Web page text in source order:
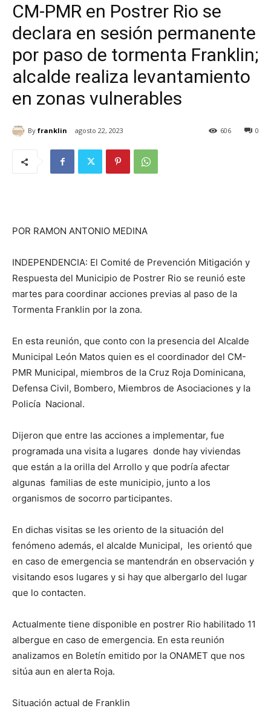
CM-PMR en Postrer Rio se
declara en sesión permanente
por paso de tormenta Franklin;
alcalde realiza levantamiento
en zonas vulnerables
By franklin agosto 22, 2023 0
606
POR RAMON ANTONIO MEDINA
INDEPENDENCIA: El Comité de Prevención Mitigación y
Respuesta del Municipio de Postrer Rio se reunió este
martes para coordinar acciones previas al paso de la
Tormenta Franklin por la zona.
En esta reunión, que conto con la presencia del Alcalde
Municipal León Matos quien es el coordinador del CM-
PMR Municipal, miembros de la Cruz Roja Dominicana,
Defensa Civil, Bombero, Miembros de Asociaciones y la
Policía Nacional.
Dijeron que entre las acciones a implementar, fue
programada una visita a lugares donde hay viviendas
que están a la orilla del Arrollo y que podría afectar
algunas familias de este municipio, junto a los
organismos de socorro participantes.
En dichas visitas se les oriento de la situación del
fenómeno además, el alcalde Municipal, les orientó que
en caso de emergencia se mantendrán en observación y
visitando esos lugares y si hay que albergarlo del lugar
que lo contacten.
Actualmente tiene disponible en postrer Rio habilitado 11
albergue en caso de emergencia. En esta reunión
analizamos en Boletín emitido por la ONAMET que nos
sitúa aun en alerta Roja.
Situación actual de Franklin